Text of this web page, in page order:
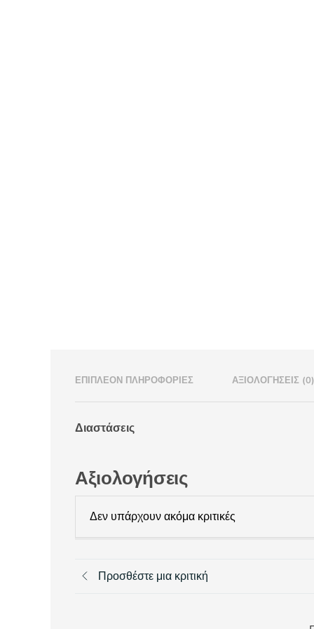
ΕΠΙΠΛΈΟΝ ΠΛΗΡΟΦΟΡΊΕΣ ΑΞΙΟΛΟΓΉΣΕΙΣ (0)
Διαστάσεις
Αξιολογήσεις
Δεν υπάρχουν ακόμα κριτικές
Προσθέστε μια κριτική